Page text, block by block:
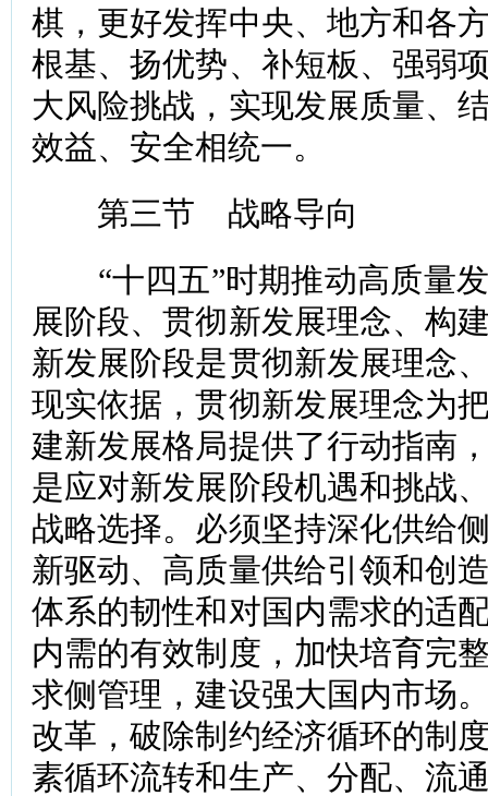
棋，更好发挥中央、地方和各
根基、扬优势、补短板、强弱
大风险挑战，实现发展质量、
效益、安全相统一。
第三节 战略导向
“十四五”时期推动高质量发
展阶段、贯彻新发展理念、构
新发展阶段是贯彻新发展理念
现实依据，贯彻新发展理念为
建新发展格局提供了行动指南
是应对新发展阶段机遇和挑战
战略选择。必须坚持深化供给
新驱动、高质量供给引领和创
体系的韧性和对国内需求的适
内需的有效制度，加快培育完
求侧管理，建设强大国内市场
改革，破除制约经济循环的制
素循环流转和生产、分配、流